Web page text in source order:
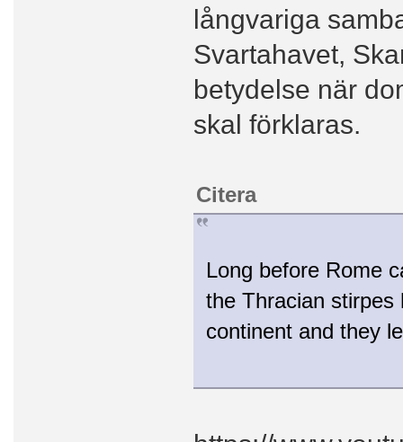
långvariga
Svartahavet,
betydelse när
skal förklaras.
Citera
Long before Rome
the Thracian stirpes
continent and they